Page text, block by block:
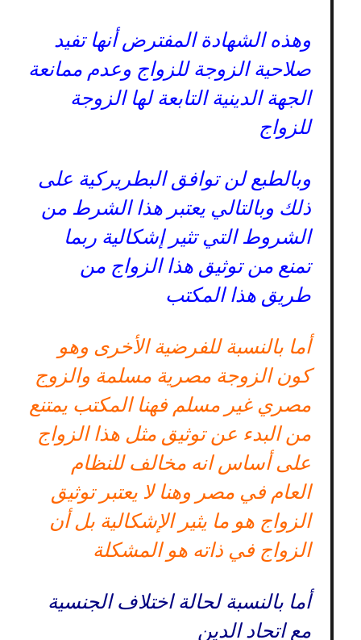
وهذه الشهادة المفترض أنها تفيد
صلاحية الزوجة للزواج وعدم ممانعة
الجهة الدينية التابعة لها الزوجة
للزواج
وبالطبع لن توافق البطريركية على
ذلك وبالتالي يعتبر هذا الشرط من
الشروط التي تثير إشكالية ربما
تمنع من توثيق هذا الزواج من
طريق هذا المكتب
أما بالنسبة للفرضية الأخرى وهو
كون الزوجة مصرية مسلمة والزوج
مصري غير مسلم فهنا المكتب يمتنع
من البدء عن توثيق مثل هذا الزواج
على أساس انه مخالف للنظام
العام في مصر وهنا لا يعتبر توثيق
الزواج هو ما يثير الإشكالية بل أن
الزواج في ذاته هو المشكلة
أما بالنسبة لحالة اختلاف الجنسية
مع اتحاد الدين